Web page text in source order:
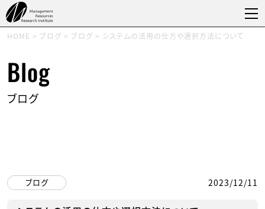
HOME > ブログ > ブログ > システムの活用の仕方や選択方法について
Blog
ブログ
ブログ 2023/12/11